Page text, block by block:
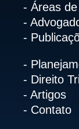
- Áreas
-
-
-
- Direito
- Artigos
- Contato